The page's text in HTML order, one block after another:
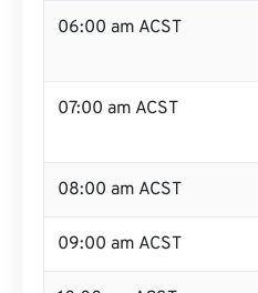
06:00 am ACST
07:00 am ACST
08:00 am ACST
09:00 am ACST